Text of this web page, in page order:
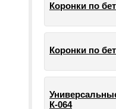
Коронки по
Коронки по
К-064